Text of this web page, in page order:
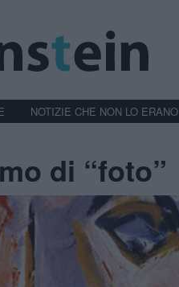
NOTIZIE CHE NON LO ERANO
di “foto”